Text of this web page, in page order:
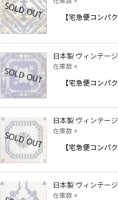
【宅急便コンパ
日本製 ヴィンテー
在庫数 ×
【宅急便コンパ
日本製 ヴィンテー
在庫数 ×
【宅急便コンパ
日本製 ヴィンテー
在庫数 ×